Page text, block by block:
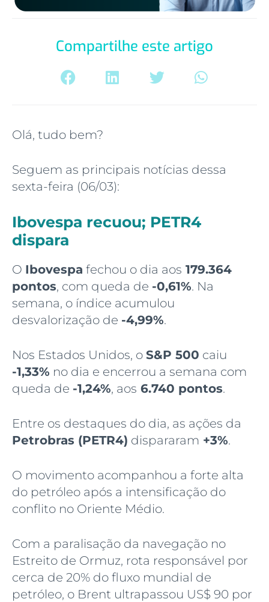
Compartilhe este artigo
Olá, tudo bem?
Seguem as principais notícias dessa
sexta-feira (06/03):
Ibovespa recuou; PETR4
dispara
O Ibovespa fechou o dia aos 179.364
pontos, com queda de -0,61%. Na
semana, o índice acumulou
desvalorização de -4,99%.
Nos Estados Unidos, o S&P 500 caiu
-1,33% no dia e encerrou a semana com
queda de -1,24%, aos 6.740 pontos.
Entre os destaques do dia, as ações da
Petrobras (PETR4) dispararam +3%.
O movimento acompanhou a forte alta
do petróleo após a intensificação do
conflito no Oriente Médio.
Com a paralisação da navegação no
Estreito de Ormuz, rota responsável por
cerca de 20% do fluxo mundial de
petróleo, o Brent ultrapassou US$ 90 por